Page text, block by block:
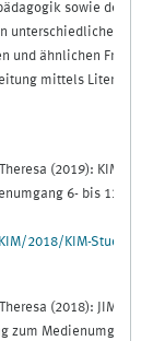
sowie der
unterschiedlicher
und ähnlichen
mittels
(2019): KIM
6- bis 13-
2018/KIM-
(2018): JIM-
zum Medienumgang